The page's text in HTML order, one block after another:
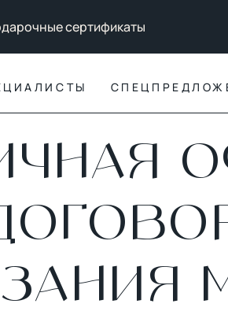
сертификаты